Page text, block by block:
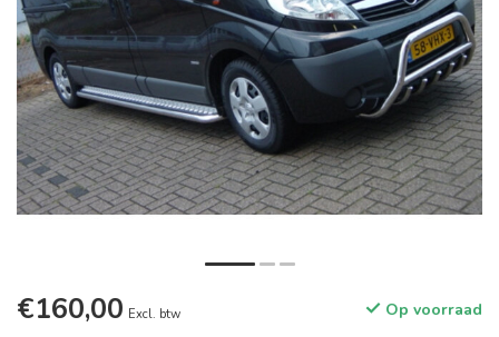
€160,00 Excl. btw Op voorraad